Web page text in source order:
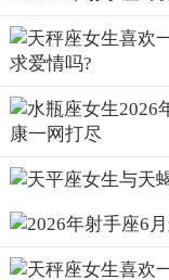
的驱力将帮助你们
们更加清晰地认识
再次聚焦
再次回到考试运势
月可能会面临迷茫
上无法取得好成绩
态，保持冷静和专
筛选和取舍，将精
也要相信自己的能
己的价值。只有这